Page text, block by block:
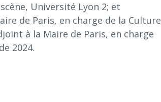
Université Lyon 2; et
de Paris, en charge de la Culture
à la Maire de Paris, en charge
2024.